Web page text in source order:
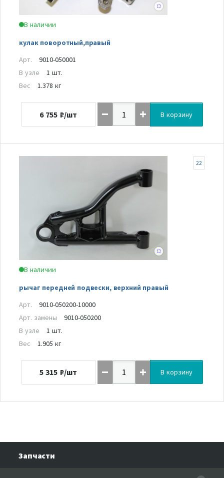
В наличии
кулак поворотный,правый
Арт.
9010-050001
В узле
1 шт.
Вес
1.378 кг
6 755 ₽/шт В корзину
В наличии
рычаг передней подвески, верхний правый
22
Арт.
9010-050200-10000
Арт. замены
9010-050200
В узле
1 шт.
Вес
1.905 кг
5 315 ₽/шт В корзину
Запчасти